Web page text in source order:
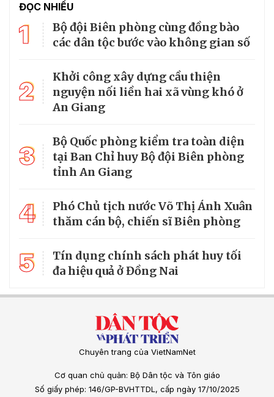
ĐỌC NHIỀU
1
Bộ đội Biên phòng cùng đồng bào
các dân tộc bước vào không gian số
2
Khởi công xây dựng cầu thiện
nguyện nối liền hai xã vùng khó ở
An Giang
3
Bộ Quốc phòng kiểm tra toàn diện
tại Ban Chỉ huy Bộ đội Biên phòng
tỉnh An Giang
4
Phó Chủ tịch nước Võ Thị Ánh Xuân
thăm cán bộ, chiến sĩ Biên phòng
5
Tín dụng chính sách phát huy tối
đa hiệu quả ở Đồng Nai
Chuyên trang của VietNamNet
Cơ quan chủ quản: Bộ Dân tộc và Tôn giáo
Số giấy phép: 146/GP-BVHTTDL, cấp ngày 17/10/2025